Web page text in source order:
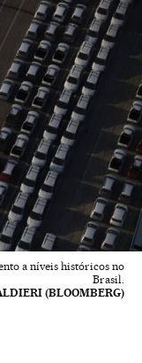
a níveis históricos no
Brasil.
(BLOOMBERG)